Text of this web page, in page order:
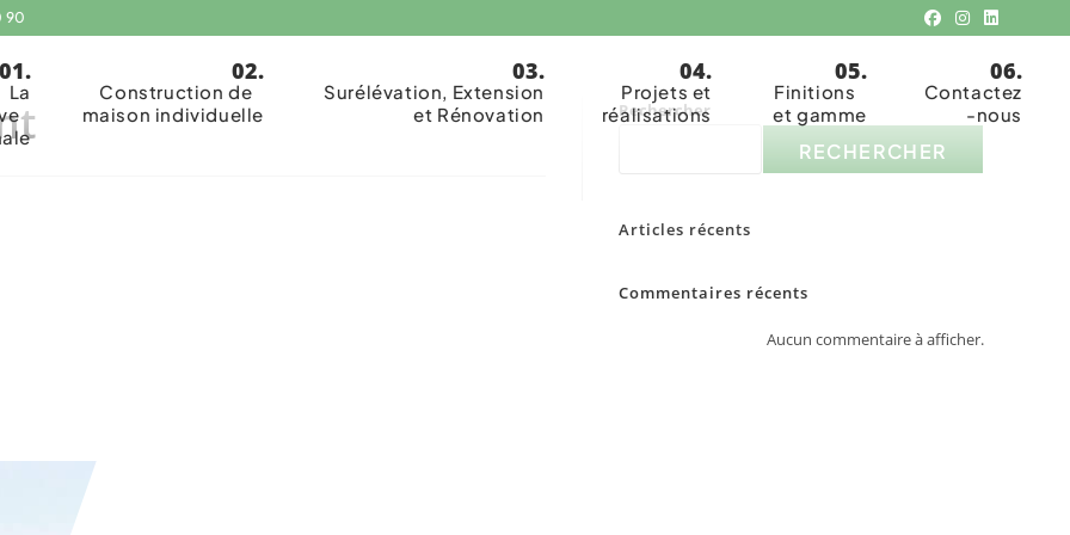
90
La
Construction de
maison individuelle
Surélévation, Extension
et Rénovation
Projets et
réalisations
Finitions
et gamme
Contactez
-nous
Rechercher
RECHERCHER
Articles récents
Commentaires récents
Aucun commentaire à afficher.